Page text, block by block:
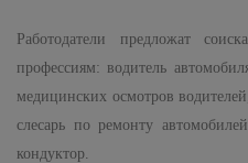
Работодатели предложат
профессиям: водитель
медицинских осмотров
слесарь по ремонту
кондуктор.